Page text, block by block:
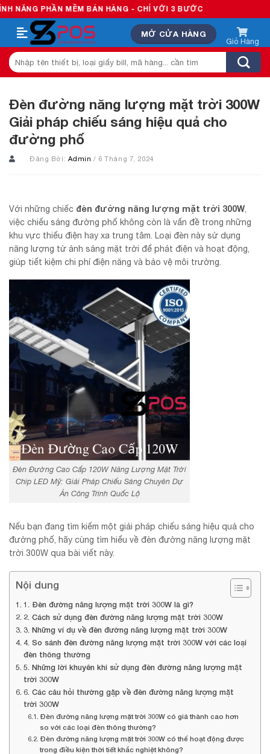
Skip
to
content
MỀM BÁN HÀNG - CHỈ VỚI 3 BƯỚC
MỞ CỬA HÀNG
Tìm
kiếm:
Đèn đường năng lượng mặt trời 300W
Giải pháp chiếu sáng hiệu quả cho
đường phố
Đăng Bởi: Admin/ 6 Tháng 7, 2024
Với những chiếc đèn đường năng lượng mặt trời 300W
việc chiếu sáng đường phố không còn là vấn đề trong những
khu vực thiếu điện hay xa trung tâm. Loại đèn này sử dụng
năng lượng từ ánh sáng mặt trời để phát điện và hoạt động,
giúp tiết kiệm chi phí điện năng và bảo vệ môi trường.
Đèn Đường Cao Cấp 120W Năng Lượng Mặt Trời
Chip LED Mỹ: Giải Pháp Chiếu Sáng Chuyên Dự
Án Công Trình Quốc Lộ
Nếu bạn đang tìm kiếm một giải pháp chiếu sáng hiệu quả cho
đường phố, hãy cùng tìm hiểu về đèn đường năng lượng mặt
trời 300W qua bài viết này.
Nội dung
1. Đèn đường năng lượng mặt trời 300W là gì?
2. Cách sử dụng đèn đường năng lượng mặt trời 300W
3. Những ví dụ về đèn đường năng lượng mặt trời 300W
4. So sánh đèn đường năng lượng mặt trời 300W với các loại
đèn thông thường
5. Những lời khuyên khi sử dụng đèn đường năng lượng mặt
trời 300W
6. Các câu hỏi thường gặp về đèn đường năng lượng mặt
trời 300W
Đèn đường năng lượng mặt trời 300W có giá thành cao hơn
so với các loại đèn thông thường?
Đèn đường năng lượng mặt trời 300W có thể hoạt động được
trong điều kiện thời tiết khắc nghiệt không?